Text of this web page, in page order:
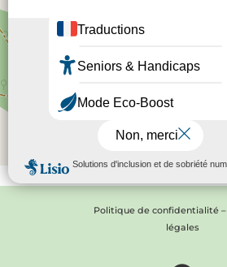
Politique de confidentialité–
légales